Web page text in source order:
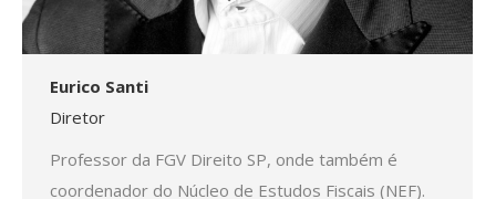
Eurico Santi
Diretor
Professor da FGV Direito SP, onde também é
coordenador do Núcleo de Estudos Fiscais (NEF).